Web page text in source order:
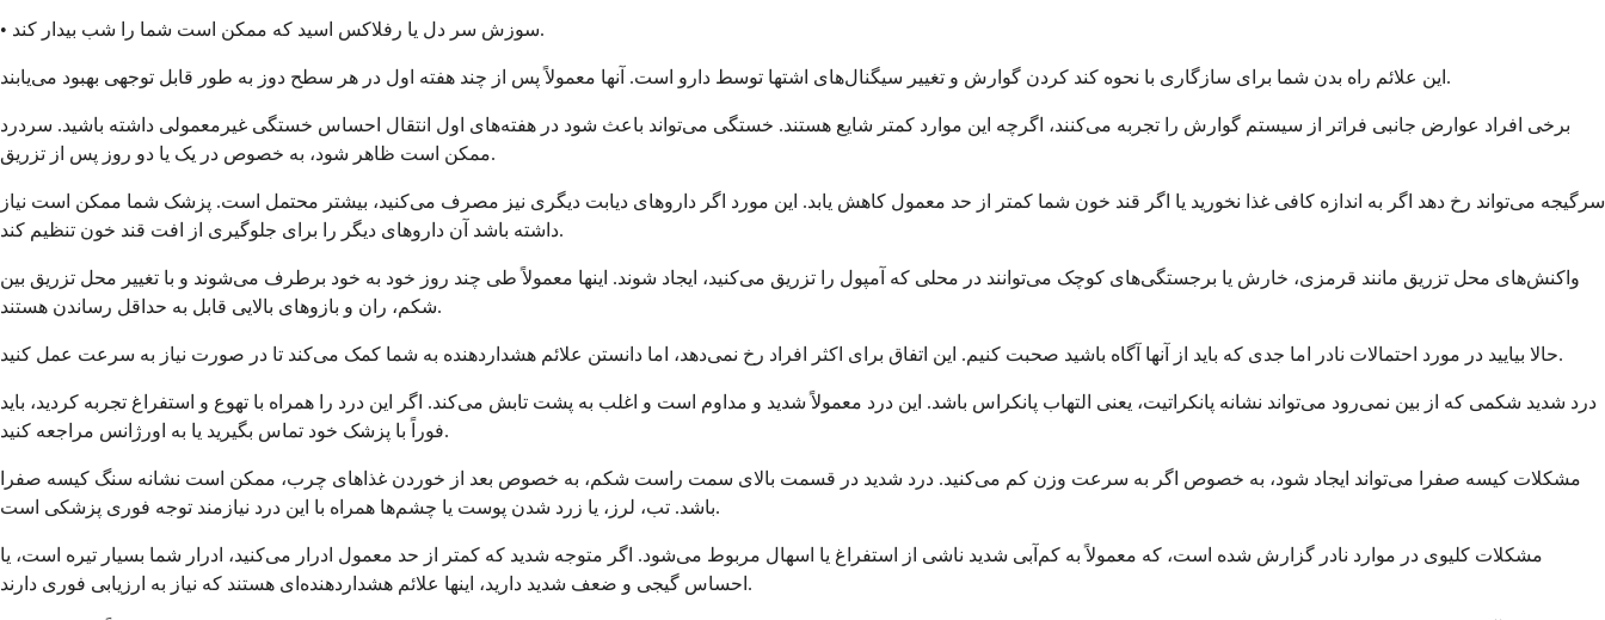
• سوزش سر دل یا رفلاکس اسید که ممکن است شما را شب بیدار کند.
این علائم راه بدن شما برای سازگاری با نحوه کند کردن گوارش و تغییر سیگنال‌های اشتها توسط دارو است. آنها معمولاً پس از چند هفته اول در هر سطح دوز به طور قابل توجهی بهبود می‌یابند.
برخی افراد عوارض جانبی فراتر از سیستم گوارش را تجربه می‌کنند، اگرچه این موارد کمتر شایع هستند. خستگی می‌تواند باعث شود در هفته‌های اول انتقال احساس خستگی غیرمعمولی داشته باشید. سردرد
ممکن است ظاهر شود، به خصوص در یک یا دو روز پس از تزریق.
سرگیجه می‌تواند رخ دهد اگر به اندازه کافی غذا نخورید یا اگر قند خون شما کمتر از حد معمول کاهش یابد. این مورد اگر داروهای دیابت دیگری نیز مصرف می‌کنید، بیشتر محتمل است. پزشک شما ممکن است نیاز
داشته باشد آن داروهای دیگر را برای جلوگیری از افت قند خون تنظیم کند.
واکنش‌های محل تزریق مانند قرمزی، خارش یا برجستگی‌های کوچک می‌توانند در محلی که آمپول را تزریق می‌کنید، ایجاد شوند. اینها معمولاً طی چند روز خود به خود برطرف می‌شوند و با تغییر محل تزریق بین
شکم، ران و بازوهای بالایی قابل به حداقل رساندن هستند.
حالا بیایید در مورد احتمالات نادر اما جدی که باید از آنها آگاه باشید صحبت کنیم. این اتفاق برای اکثر افراد رخ نمی‌دهد، اما دانستن علائم هشداردهنده به شما کمک می‌کند تا در صورت نیاز به سرعت عمل کنید.
درد شدید شکمی که از بین نمی‌رود می‌تواند نشانه پانکراتیت، یعنی التهاب پانکراس باشد. این درد معمولاً شدید و مداوم است و اغلب به پشت تابش می‌کند. اگر این درد را همراه با تهوع و استفراغ تجربه کردید، باید
فوراً با پزشک خود تماس بگیرید یا به اورژانس مراجعه کنید.
مشکلات کیسه صفرا می‌تواند ایجاد شود، به خصوص اگر به سرعت وزن کم می‌کنید. درد شدید در قسمت بالای سمت راست شکم، به خصوص بعد از خوردن غذاهای چرب، ممکن است نشانه سنگ کیسه صفرا
باشد. تب، لرز، یا زرد شدن پوست یا چشم‌ها همراه با این درد نیازمند توجه فوری پزشکی است.
مشکلات کلیوی در موارد نادر گزارش شده است، که معمولاً به کم‌آبی شدید ناشی از استفراغ یا اسهال مربوط می‌شود. اگر متوجه شدید که کمتر از حد معمول ادرار می‌کنید، ادرار شما بسیار تیره است، یا
احساس گیجی و ضعف شدید دارید، اینها علائم هشداردهنده‌ای هستند که نیاز به ارزیابی فوری دارند.